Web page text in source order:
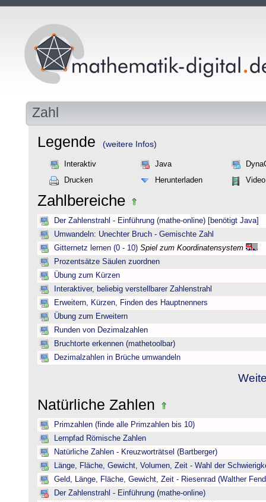
Zahl
Legende (weitere Infos)
Interaktiv Java
Drucken
Herunterladen Video
Zahlbereiche
Der Zahlenstrahl - Einführung (mathe-online) [benötigt Java]
Umwandeln: Unechter Bruch - Gemischte Zahl
Gitternetz lernen (0 - 10) Spiel zum Koordinatensystem
Prozentsätze Säulen zuordnen
Übung zum Kürzen
Interaktiver, beliebig verstellbarer Zahlenstrahl
Erweitern, Kürzen, Finden des Hauptnenners
Übung zum Erweitern
Runden von Dezimalzahlen
Bruchtorte erkennen (mathetoolbar)
Dezimalzahlen in Brüche umwandeln
Natürliche Zahlen
Primzahlen (finde alle Primzahlen bis 10)
Lernpfad Römische Zahlen
Natürliche Zahlen - Kreuzworträtsel (Bartberger)
Länge, Fläche, Gewicht, Volumen, Zeit - Wahl der
Geld, Länge, Fläche, Gewicht, Zeit - Riesenrad (Walther
Der Zahlenstrahl - Einführung (mathe-online)